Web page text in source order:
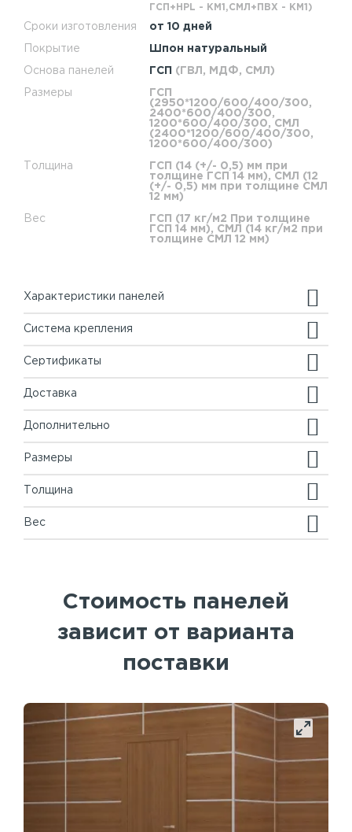
ГСП+HPL - КМ1,СМЛ+ПВХ - КМ1)
Сроки изготовления от 10 дней
Покрытие Шпон натуральный
Основа панелей ГСП (ГВЛ, МДФ, СМЛ)
Размеры
ГСП
(2950*1200/600/400/300,
2400*600/400/300,
1200*600/400/300, СМЛ
(2400*1200/600/400/300,
1200*600/400/300)
Толщина
ГСП (14 (+/- 0,5) мм при
толщине ГСП 14 мм), СМЛ (12
(+/- 0,5) мм при толщине СМЛ
12 мм)
Вес
ГСП (17 кг/м2 При толщине
ГСП 14 мм), СМЛ (14 кг/м2 при
толщине СМЛ 12 мм)
Характеристики панелей
Система крепления
Сертификаты
Доставка
Дополнительно
Размеры
Толщина
Вес
Стоимость панелей
зависит от варианта
поставки